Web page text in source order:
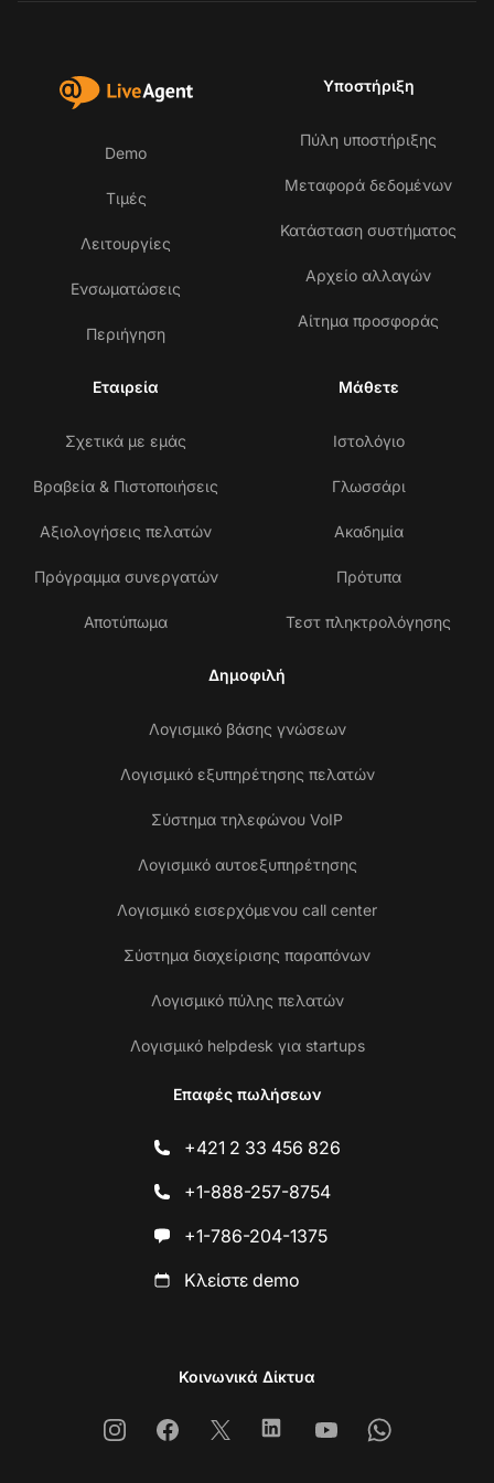
Demo
Τιμές
Λειτουργίες
Ενσωματώσεις
Περιήγηση
Υποστήριξη
Πύλη υποστήριξης
Μεταφορά δεδομένων
Κατάσταση συστήματος
Αρχείο αλλαγών
Αίτημα προσφοράς
Εταιρεία
Σχετικά με εμάς
Βραβεία & Πιστοποιήσεις
Αξιολογήσεις πελατών
Πρόγραμμα συνεργατών
Αποτύπωμα
Μάθετε
Ιστολόγιο
Γλωσσάρι
Ακαδημία
Πρότυπα
Τεστ πληκτρολόγησης
Δημοφιλή
Λογισμικό βάσης γνώσεων
Λογισμικό εξυπηρέτησης πελατών
Σύστημα τηλεφώνου VoIP
Λογισμικό αυτοεξυπηρέτησης
Λογισμικό εισερχόμενου call center
Σύστημα διαχείρισης παραπόνων
Λογισμικό πύλης πελατών
Λογισμικό helpdesk για startups
Επαφές πωλήσεων
+421 2 33 456 826
+1-888-257-8754
+1-786-204-1375
Κλείστε demo
Κοινωνικά Δίκτυα
InstagramFacebook
X LinkedinYoutubeWhatsapp